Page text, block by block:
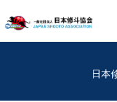
日本